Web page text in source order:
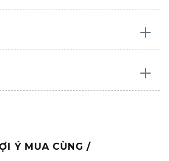
Ý MUA CÙNG /